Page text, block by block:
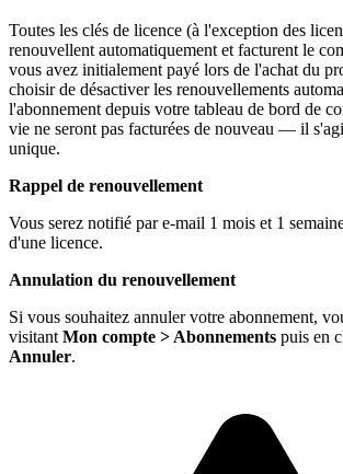
Toutes les clés de licence (à l'exception des
renouvellent automatiquement et facturent le
vous avez initialement payé lors de l'achat du
choisir de désactiver les renouvellements
l'abonnement depuis votre tableau de bord de
vie ne seront pas facturées de nouveau — il
unique.
Rappel de renouvellement
Vous serez notifié par e-mail 1 mois et 1
d'une licence.
Annulation du renouvellement
Si vous souhaitez annuler votre abonnement,
visitant Mon compte > Abonnements puis en
Annuler.